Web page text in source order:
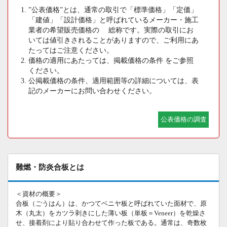
”公表価格”とは、通常の取引で「標準価格」「定価」
「建値」「設計価格」と呼ばれているメーカー・施工
業者の希望販売価格の 総称です。実際の取引にお
いては値引きされることがありますので、ご利用にあ
たってはご注意ください。
価格の適用にあたっては、掲載価格の条件 をご参照
ください。
公掲載価格の条件、適用範囲等の詳細については、表
記のメーカーにお問い合わせください。
公表価格の調査
難燃・防炎合板とは
＜資材の概要＞
合板（ごうはん）は、かつてベニヤ板と呼ばれていた面材で、原
木（丸太）をカツラ剥きにした薄い板（単板＝Veneer）を乾燥さ
せ、接着剤により貼り合わせて作った板である。通常は、奇数枚